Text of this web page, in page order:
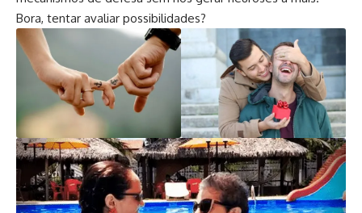
Bora, tentar avaliar possibilidades?